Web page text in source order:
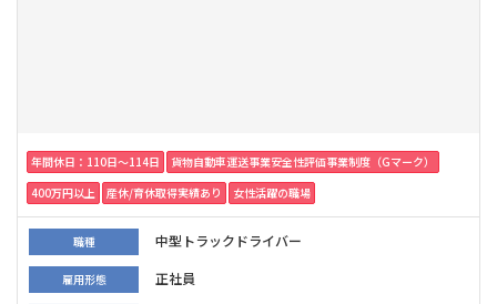
年間休日：110日〜114日
貨物自動車運送事業安全性評価事業制度（Gマーク）
400万円以上
産休/育休取得実績あり 女性活躍の職場
職種 中型トラックドライバー
雇用形態 正社員